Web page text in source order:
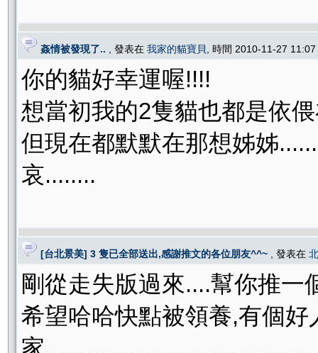
姦情被發現了.. , 發表在 我家的貓寶貝 , 時間 2010-11-27
你的貓好幸運喔!!!!
想當初我的2隻貓也都是依
但現在都默默在那想姊姊
哀........
[台北景美] 3 隻已全部送出,感謝推文的各位朋友^^~ , 發表在
剛從走失版過來....幫你推一
希望哈哈快點被領養,有個好
家